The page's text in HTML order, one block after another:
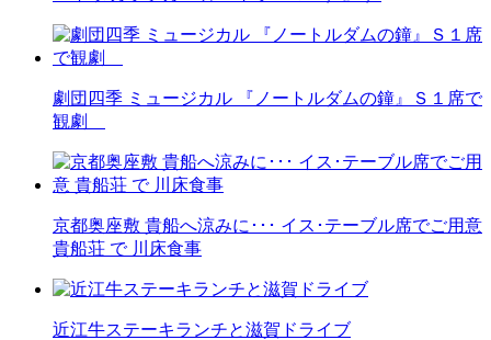
劇団四季 ミュージカル 『ノートルダムの鐘』Ｓ１席で
観劇
京都奥座敷 貴船へ涼みに･･･ イス･テーブル席でご用意
貴船荘 で 川床食事
近江牛ステーキランチと滋賀ドライブ